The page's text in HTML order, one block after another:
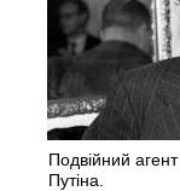
Подвійний
Путіна.